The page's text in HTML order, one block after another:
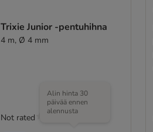
Trixie Junior -pentuhihna
4 m, Ø 4 mm
Alin hinta 30
päivää ennen
alennusta
Not rated